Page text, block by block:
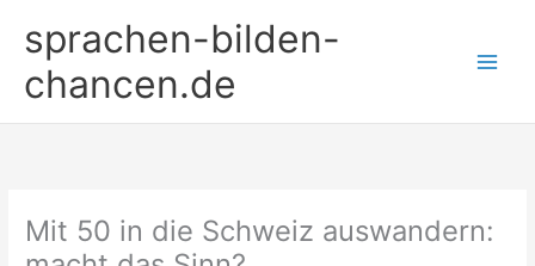
Inhalt
springen
sprachen-bilden-
chancen.de
Mit 50 in die Schweiz auswandern: